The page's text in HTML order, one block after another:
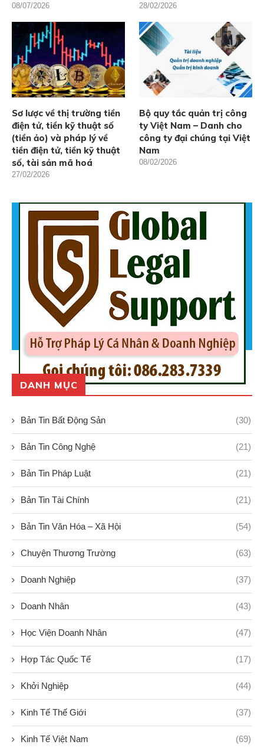
08/07/2026 28/02/2026
Sơ lược về thị trường tiền
điện tử, tiền kỹ thuật số
(tiền ảo) và pháp lý về
tiền điện tử, tiền kỹ thuật
số, tài sản mã hoá
27/02/2026
Bộ quy tắc quản trị công
ty Việt Nam – Danh cho
công ty đại chúng tại Việt
Nam
08/02/2026
DANH MỤC
Bản Tin Bất Động Sản (30)
Bản Tin Công Nghệ (21)
Bản Tin Pháp Luật (21)
Bản Tin Tài Chính (21)
Bản Tin Văn Hóa – Xã Hội (54)
Chuyện Thương Trường (63)
Doanh Nghiệp (37)
Doanh Nhân (43)
Học Viện Doanh Nhân (47)
Hợp Tác Quốc Tế (17)
Khởi Nghiệp (44)
Kinh Tế Thế Giới (37)
Kinh Tế Việt Nam (69)